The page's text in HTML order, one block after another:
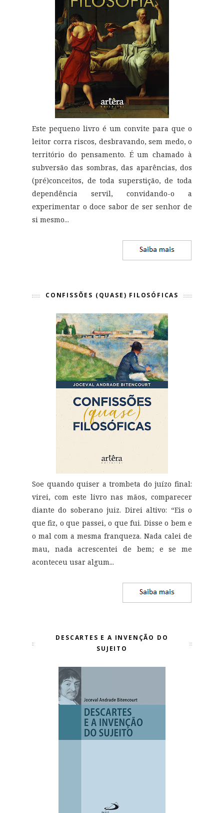
Este pequeno livro é um convite para que o
leitor corra riscos, desbravando, sem medo, o
território do pensamento. É um chamado à
subversão das sombras, das aparências, dos
(pré)conceitos, de toda superstição, de toda
dependência servil, convidando-o a
experimentar o doce sabor de ser senhor de
si mesmo...
CONFISSÕES (QUASE) FILOSÓFICAS
Soe quando quiser a trombeta do juízo final:
virei, com este livro nas mãos, comparecer
diante do soberano juiz. Direi altivo: “Eis o
que fiz, o que passei, o que fui. Disse o bem e
o mal com a mesma franqueza. Nada calei de
mau, nada acrescentei de bem; e se me
aconteceu usar algum...
DESCARTES E A INVENÇÃO DO
SUJEITO